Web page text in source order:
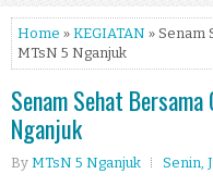
Home » KEGIATAN » Senam
MTsN 5 Nganjuk
Senam Sehat
Nganjuk
By MTsN 5 Nganjuk Senin,